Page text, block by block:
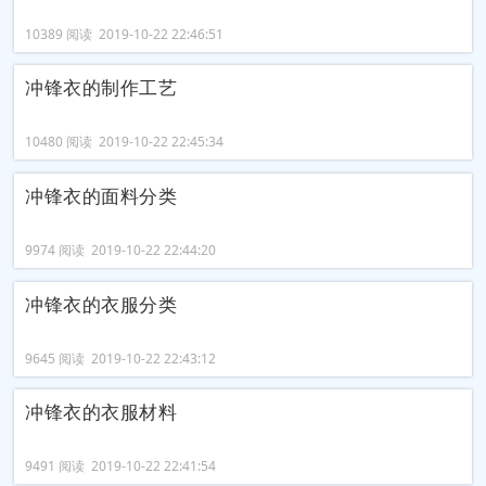
10389 阅读 2019-10-22 22:46:51
冲锋衣的制作工艺
10480 阅读 2019-10-22 22:45:34
冲锋衣的面料分类
9974 阅读 2019-10-22 22:44:20
冲锋衣的衣服分类
9645 阅读 2019-10-22 22:43:12
冲锋衣的衣服材料
9491 阅读 2019-10-22 22:41:54